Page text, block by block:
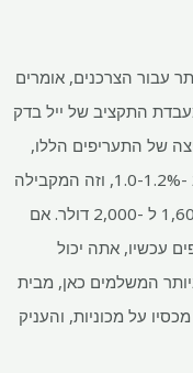
עבור הצרכנים, אומרים
התקציב של ייל בדק
של התעריפים הללו,
וחשף כי רמות המחירים ככל הנראה יעלו ב -1.0-1.2%, וזה המקבילה
לממוצע לפי הפסד צרכני משק הבית של 1,600 ל -2,000 דולר. אם
עכשיו, אתה יכול
המשלמים כאן, מבית
על מכוניות, והעניק